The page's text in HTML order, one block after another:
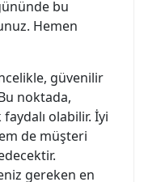
bu
Hemen
güvenilir
noktada,
olabilir. İyi
de müşteri
gereken en